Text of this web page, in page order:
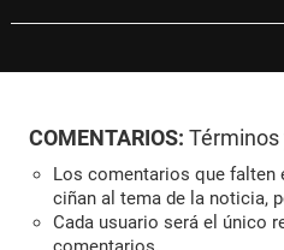
COMENTARIOS:
Los comentarios que falten
ciñan al tema de la noticia,
Cada usuario será el único